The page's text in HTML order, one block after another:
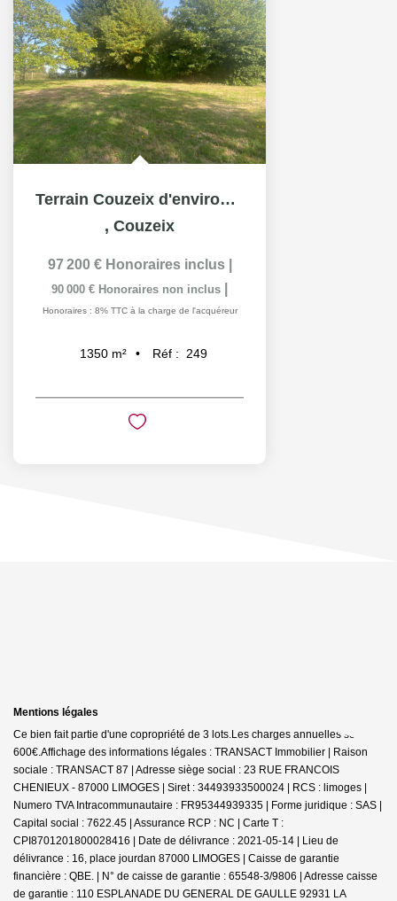
Terrain Couzeix d'environ 1350 m²
, Couzeix
97 200 € Honoraires inclus
90 000 € Honoraires non inclus
Honoraires : 8% TTC à la charge de l'acquéreur
1350 m² Réf : 249
Mentions légales
Ce bien fait partie d'une copropriété de 3 lots.Les charges annuelles sont de
600€.Affichage des informations légales : TRANSACT Immobilier | Raison
sociale : TRANSACT 87 | Adresse siège social : 23 RUE FRANCOIS
CHENIEUX - 87000 LIMOGES | Siret : 34493933500024 | RCS : limoges |
Numero TVA Intracommunautaire : FR95344939335 | Forme juridique : SAS |
Capital social : 7622.45 | Assurance RCP : NC | Carte T :
CPI8701201800028416 | Date de délivrance : 2021-05-14 | Lieu de
délivrance : 16, place jourdan 87000 LIMOGES | Caisse de garantie
financière : QBE. | N° de caisse de garantie : 65548-3/9806 | Adresse caisse
de garantie : 110 ESPLANADE DU GENERAL DE GAULLE 92931 LA